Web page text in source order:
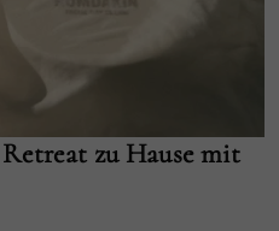
zu Hause mit